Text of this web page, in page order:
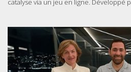
catalyse via un jeu en ligne. Développé